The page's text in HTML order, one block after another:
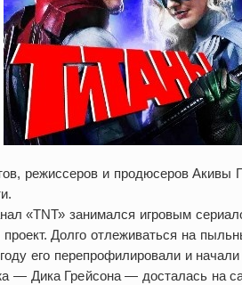
режиссеров и продюсеров
«ТNТ» занимался игровым
Долго отлеживаться на
его перепрофилировали и
— Дика Грейсона — досталась на